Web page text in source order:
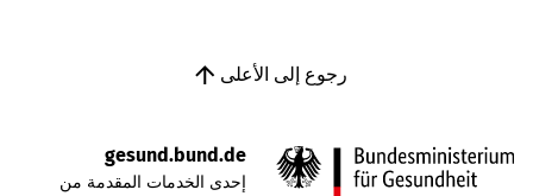
رجوع إلى الأعلى
gesund.bund.de
إحدى الخدمات المقدمة من